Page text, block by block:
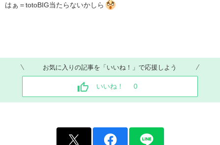
はぁ＝totoBIG当たらないかしら
お気に入りの記事を「いいね！」で応援しよう
いいね！ 0